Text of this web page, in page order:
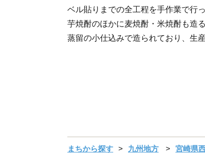
ベル貼りまでの全工程を手作業で行っ
芋焼酎のほかに麦焼酎・米焼酎も造
蒸留の小仕込みで造られており、生
まちから探す 九州地方 宮崎県